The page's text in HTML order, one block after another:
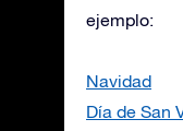
ejemplo:
Navidad
Día de San